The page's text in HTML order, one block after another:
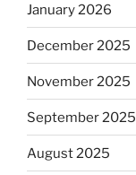
January 2026
December 2025
November 2025
September 2025
August 2025